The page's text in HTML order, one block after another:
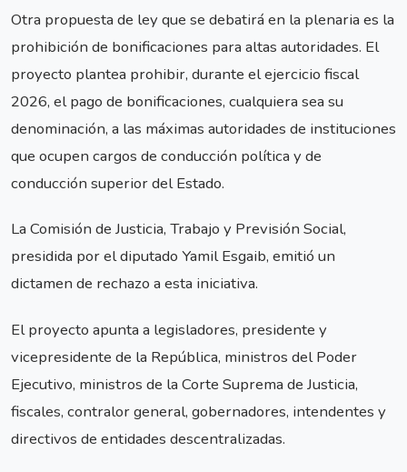
Otra propuesta de ley que se debatirá en la plenaria es la
prohibición de bonificaciones para altas autoridades. El
proyecto plantea prohibir, durante el ejercicio fiscal
2026, el pago de bonificaciones, cualquiera sea su
denominación, a las máximas autoridades de instituciones
que ocupen cargos de conducción política y de
conducción superior del Estado.
La Comisión de Justicia, Trabajo y Previsión Social,
presidida por el diputado Yamil Esgaib, emitió un
dictamen de rechazo a esta iniciativa.
El proyecto apunta a legisladores, presidente y
vicepresidente de la República, ministros del Poder
Ejecutivo, ministros de la Corte Suprema de Justicia,
fiscales, contralor general, gobernadores, intendentes y
directivos de entidades descentralizadas.